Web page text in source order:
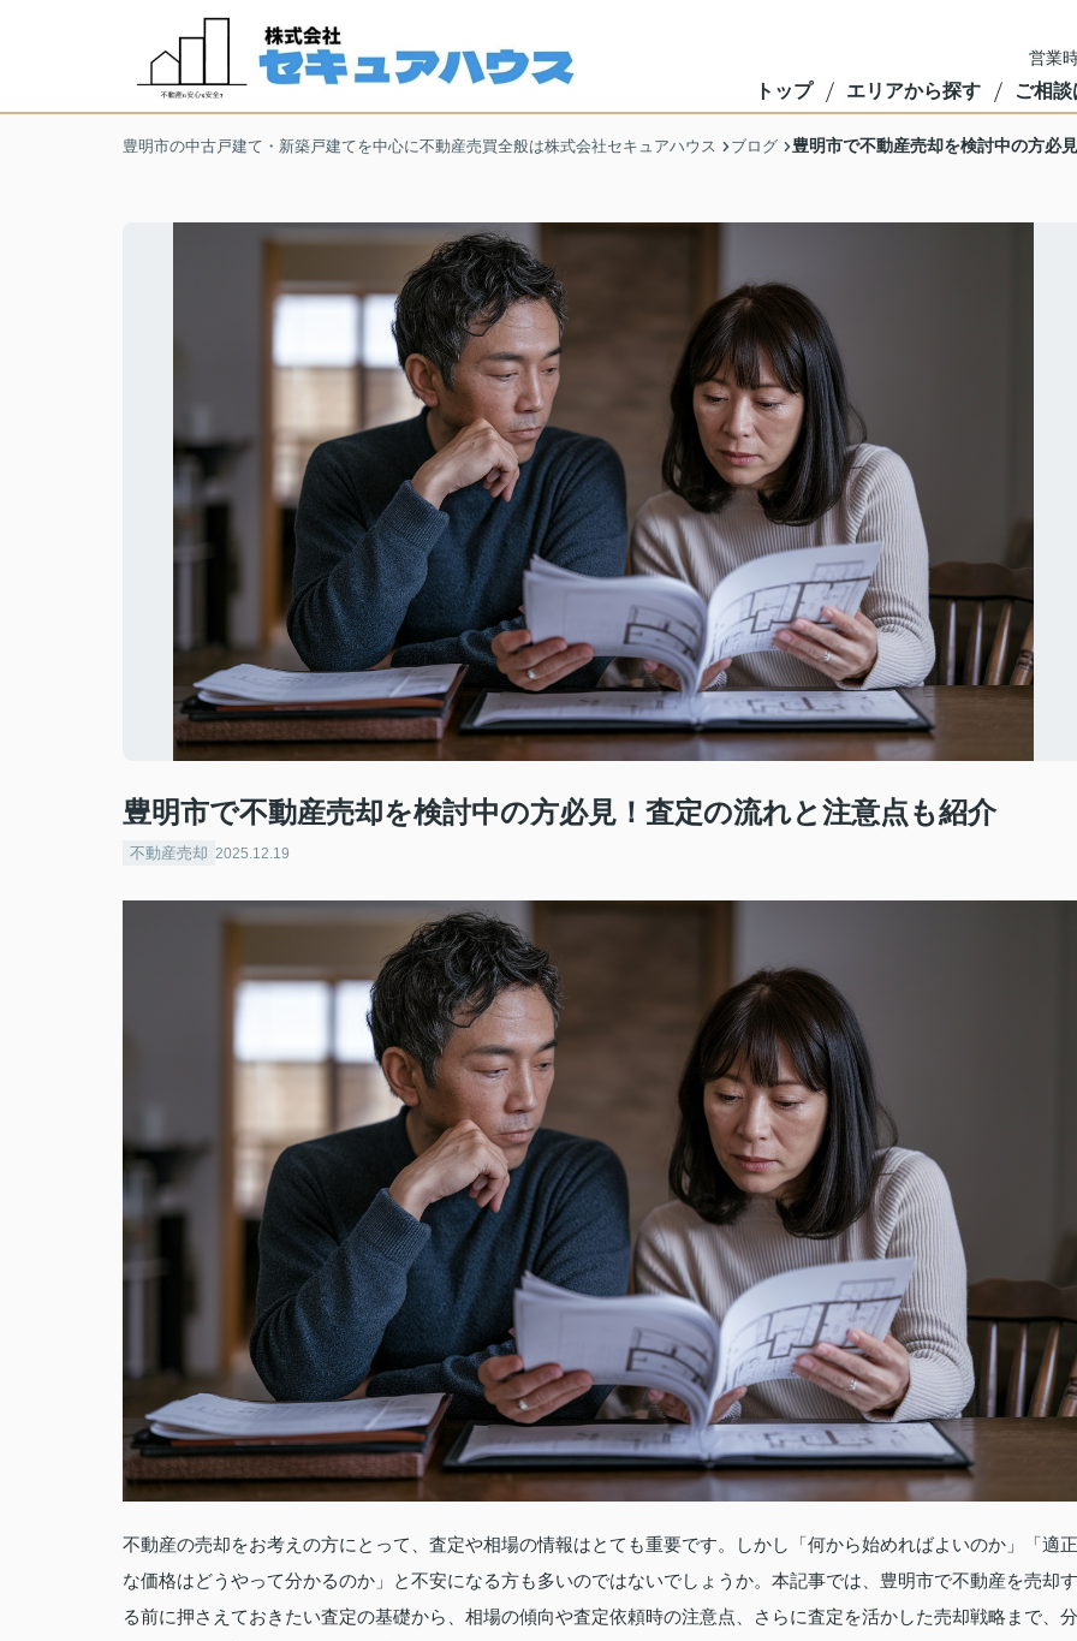
営業
トップ エリアから探す ご相
豊明市の中古戸建て・新築戸建てを中心に不動産売買全般は株式会社セキュアハウス ブログ 豊明市で不動産売却を検討中の方必
豊明市で不動産売却を検討中の方必見！査定の流れと注意点も紹介
不動産売却 2025.12.19
不動産の売却をお考えの方にとって、査定や相場の情報はとても重要です。しかし「何から始めればよいのか」「適正
な価格はどうやって分かるのか」と不安になる方も多いのではないでしょうか。本記事では、豊明市で不動産を売却す
る前に押さえておきたい査定の基礎から、相場の傾向や査定依頼時の注意点、さらに査定を活かした売却戦略まで、分